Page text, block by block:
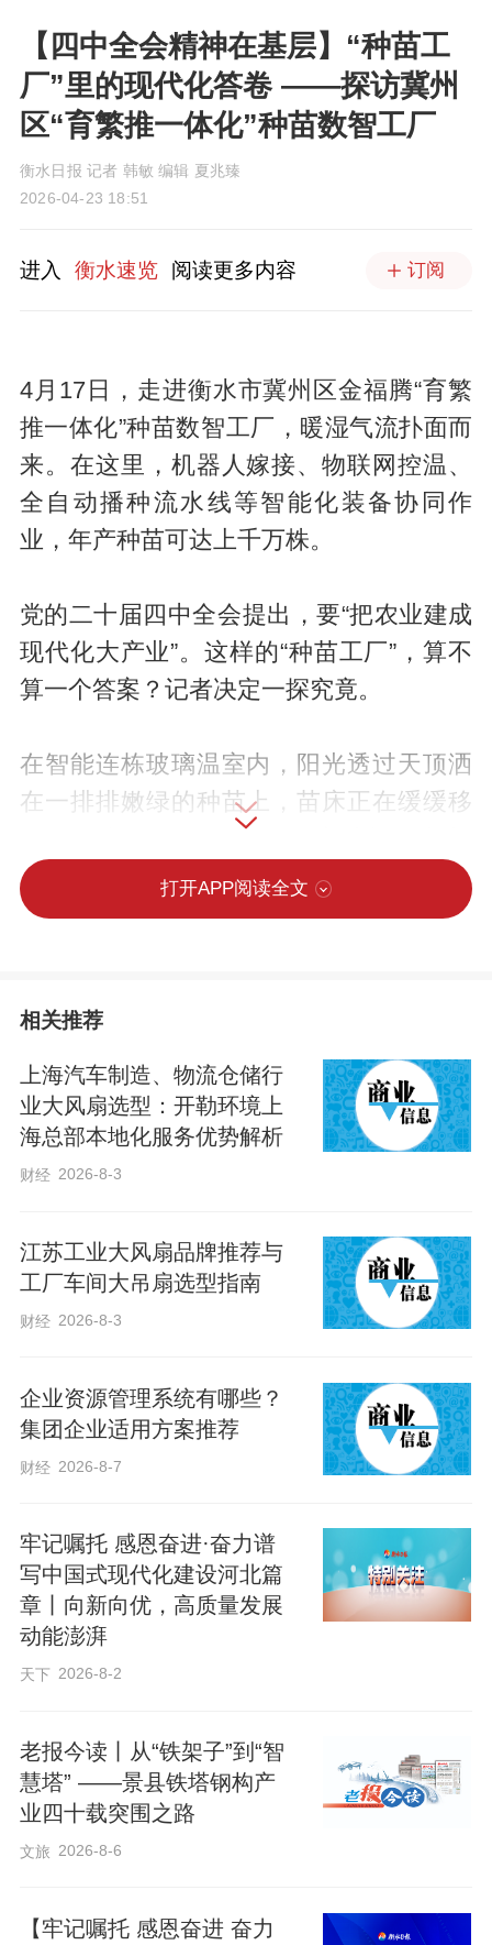
【四中全会精神在基层】“种苗工
厂”里的现代化答卷 ——探访冀州
区“育繁推一体化”种苗数智工厂
衡水日报 记者 韩敏 编辑 夏兆臻
2026-04-23 18:51
进入 衡水速览 阅读更多内容 订阅
4月17日，走进衡水市冀州区金福腾“育繁
推一体化”种苗数智工厂，暖湿气流扑面而
来。在这里，机器人嫁接、物联网控温、
全自动播种流水线等智能化装备协同作
业，年产种苗可达上千万株。
党的二十届四中全会提出，要“把农业建成
现代化大产业”。这样的“种苗工厂”，算不
算一个答案？记者决定一探究竟。
在智能连栋玻璃温室内，阳光透过天顶洒
在一排排嫩绿的种苗上，苗床正在缓缓移
器。
正在作业的AI嫁接机器人说，“这台机器人
搭载了视觉识别与精准操控系统，每小时
能完成1200株嫁接，效率是人工的8到10
倍，成活率稳定在98%以上。”
密，几乎没有误差。而在不远处，一条全
自动播种流水线正在运转，压穴、播种、
覆土、喷水一气呵成。种苗数智工厂育苗
器，“这条播种线的播种精度在98%以上，
可使育苗周期较传统方式缩短5至7天。”
打开APP阅读全文
相关推荐
上海汽车制造、物流仓储行
业大风扇选型：开勒环境上
海总部本地化服务优势解析
财经 2026-8-3
江苏工业大风扇品牌推荐与
工厂车间大吊扇选型指南
财经 2026-8-3
企业资源管理系统有哪些？
集团企业适用方案推荐
财经 2026-8-7
牢记嘱托 感恩奋进·奋力谱
写中国式现代化建设河北篇
章丨向新向优，高质量发展
动能澎湃
天下 2026-8-2
老报今读丨从“铁架子”到“智
慧塔” ——景县铁塔钢构产
业四十载突围之路
文旅 2026-8-6
【牢记嘱托 感恩奋进 奋力